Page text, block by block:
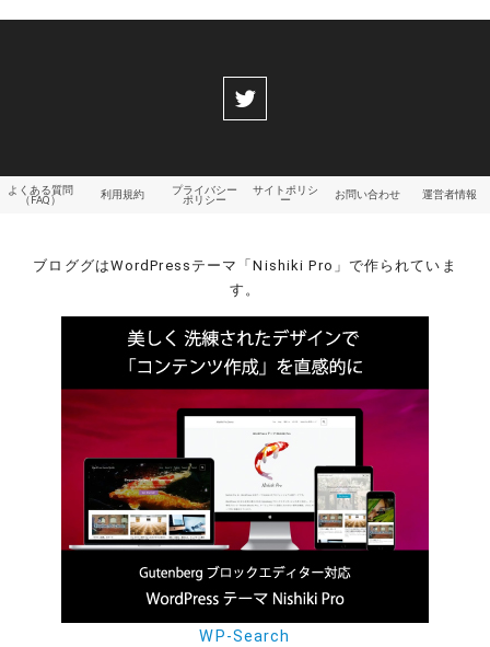
よくある質問
（FAQ）
利用規約
プライバシー
ポリシー
サイトポリシ
ー
お問い合わせ 運営者情報
ブロググはWordPressテーマ「Nishiki Pro」で作られていま
す。
WP-Search